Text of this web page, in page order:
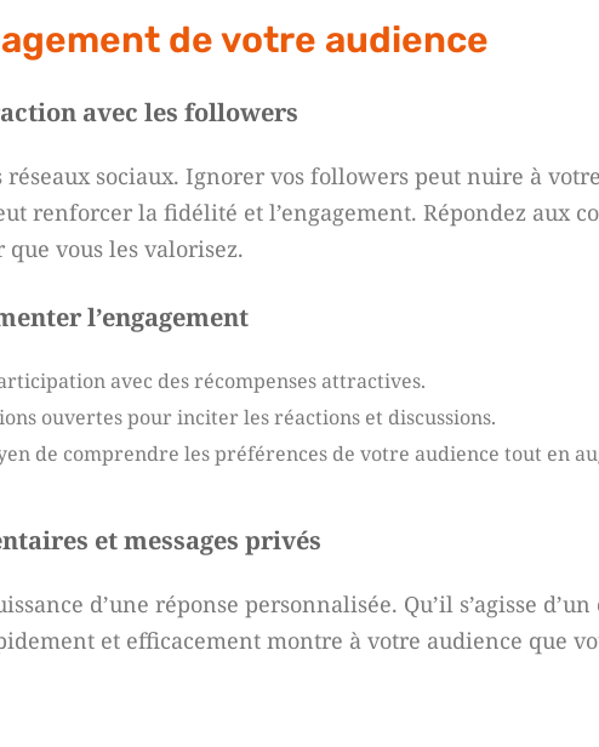
de votre audience
avec les followers
sociaux. Ignorer vos followers peut nuire à
renforcer la fidélité et l’engagement. Répondez aux
vous les valorisez.
l’engagement
avec des récompenses attractives.
ouvertes pour inciter les réactions et discussions.
de comprendre les préférences de votre audience tout en
et messages privés
d’une réponse personnalisée. Qu’il s’agisse
et efficacement montre à votre audience que